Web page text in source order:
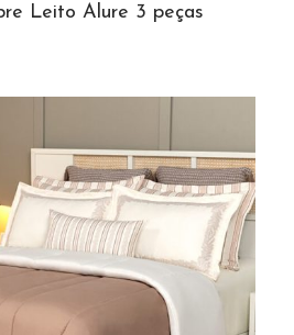
Leito Alure 3 peças